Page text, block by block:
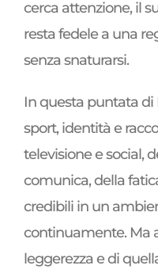
cerca attenzione, il
resta fedele a una
senza snaturarsi.
In questa puntata
sport, identità e
televisione e social,
comunica, della
credibili in un
continuamente. Ma
leggerezza e di